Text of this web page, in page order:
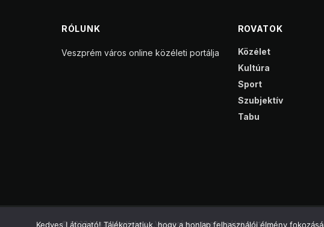
RÓLUNK
Veszprém város online közéleti portálja
ROVATOK
Közélet
Kultúra
Sport
Szubjektív
Tabu
© 2023 VeszprémKukac - Veszprém online közéleti portálja
Kedves Látogató! Tájékoztatjuk, hogy a honlap felhasználói élmény